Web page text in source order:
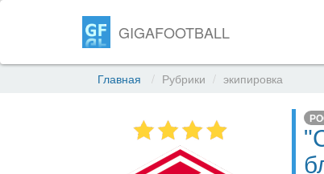
GIGAFOOTBALL
Главная Рубрики экипировка